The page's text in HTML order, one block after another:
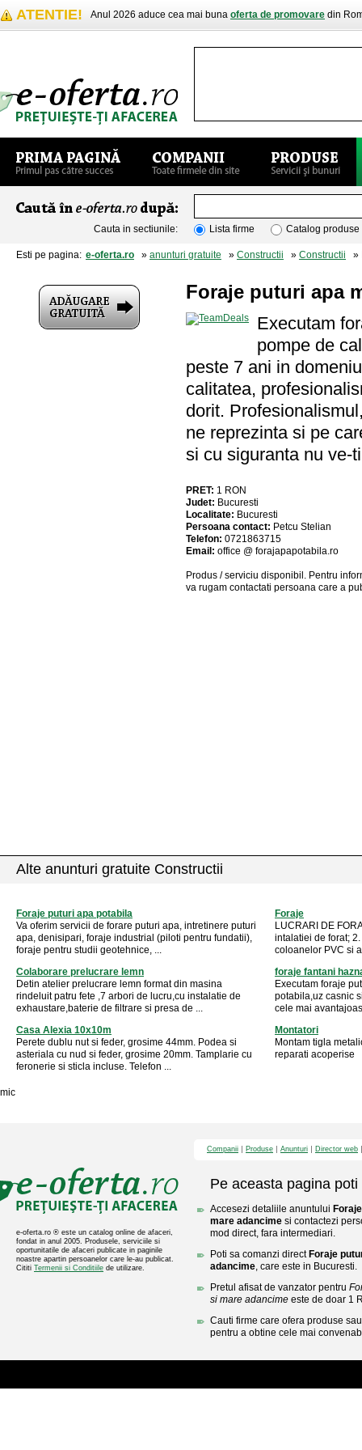
ATENTIE! Anul 2026 aduce cea mai buna oferta de promovare din
Cauta in sectiunile: Lista firme Catalog produse
Esti pe pagina: e-oferta.ro » anunturi gratuite » Constructii » Constructii »
Foraje puturi apa
Executam
pompe de
peste 7 ani in
calitatea,
dorit.
ne reprezinta si pe
si cu siguranta nu ve-
PRET: 1 RON
Judet: Bucuresti
Localitate: Bucuresti
Persoana contact: Petcu Stelian
Telefon: 0721863715
Email: office @ forajapapotabila.ro
Produs / serviciu disponibil . Pentru
va rugam contactati persoana care a
Alte anunturi gratuite Constructii
Foraje puturi apa potabila
Va oferim servicii de forare puturi apa, intretinere puturi
apa, denisipari, foraje industrial (piloti pentru fundatii),
foraje pentru studii geotehnice, ...
Foraje
LUCRARI DE
intalatiei de forat;
coloanelor PVC si
Colaborare prelucrare lemn
Detin atelier prelucrare lemn format din masina
rindeluit patru fete ,7 arbori de lucru,cu instalatie de
exhaustare,baterie de filtrare si presa de ...
foraje fantani
Executam foraje
potabila,uz casnic
cele mai
Casa Alexia 10x10m
Perete dublu nut si feder, grosime 44mm. Podea si
asteriala cu nud si feder, grosime 20mm. Tamplarie cu
feronerie si sticla incluse. Telefon ...
Montatori
Montam tigla
reparati acoperise
mic
e-oferta.ro ® este un catalog online de afaceri,
fondat in anul 2005. Produsele, serviciile si
oportunitatile de afaceri publicate in paginile
noastre apartin persoanelor care le-au publicat.
Cititi Termenii si Conditiile de utilizare.
Companii Produse Anunturi Director web
Pe aceasta pagina poti
Accesezi detaliile anuntului
mare adancime si contactezi
mod direct, fara intermediari.
Poti sa comanzi direct Foraje
adancime, care este in Bucuresti.
Pretul afisat de vanzator pentru
si mare adancime este de doar 1
Cauti firme care ofera produse
pentru a obtine cele mai